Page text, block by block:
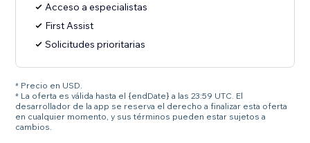
Acceso a especialistas
First Assist
Solicitudes prioritarias
* Precio en USD.
* La oferta es válida hasta el {endDate} a las 23:59 UTC. El
desarrollador de la app se reserva el derecho a finalizar esta oferta
en cualquier momento, y sus términos pueden estar sujetos a
cambios.